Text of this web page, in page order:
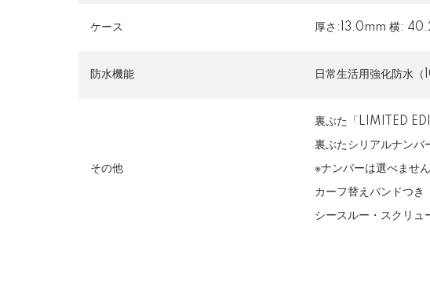
ケース 厚さ:13.0mm 横:
防水機能 日常生活用強化防水（
その他
裏ぶた「LIMITED
裏ぶたシリアルナンバ
※ナンバーは選べません
カーフ替えバンドつき
シースルー・スクリュ